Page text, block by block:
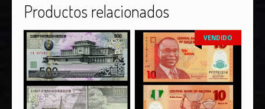
Productos relacionados
VENDIDO